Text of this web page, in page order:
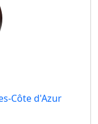
Côte d'Azur